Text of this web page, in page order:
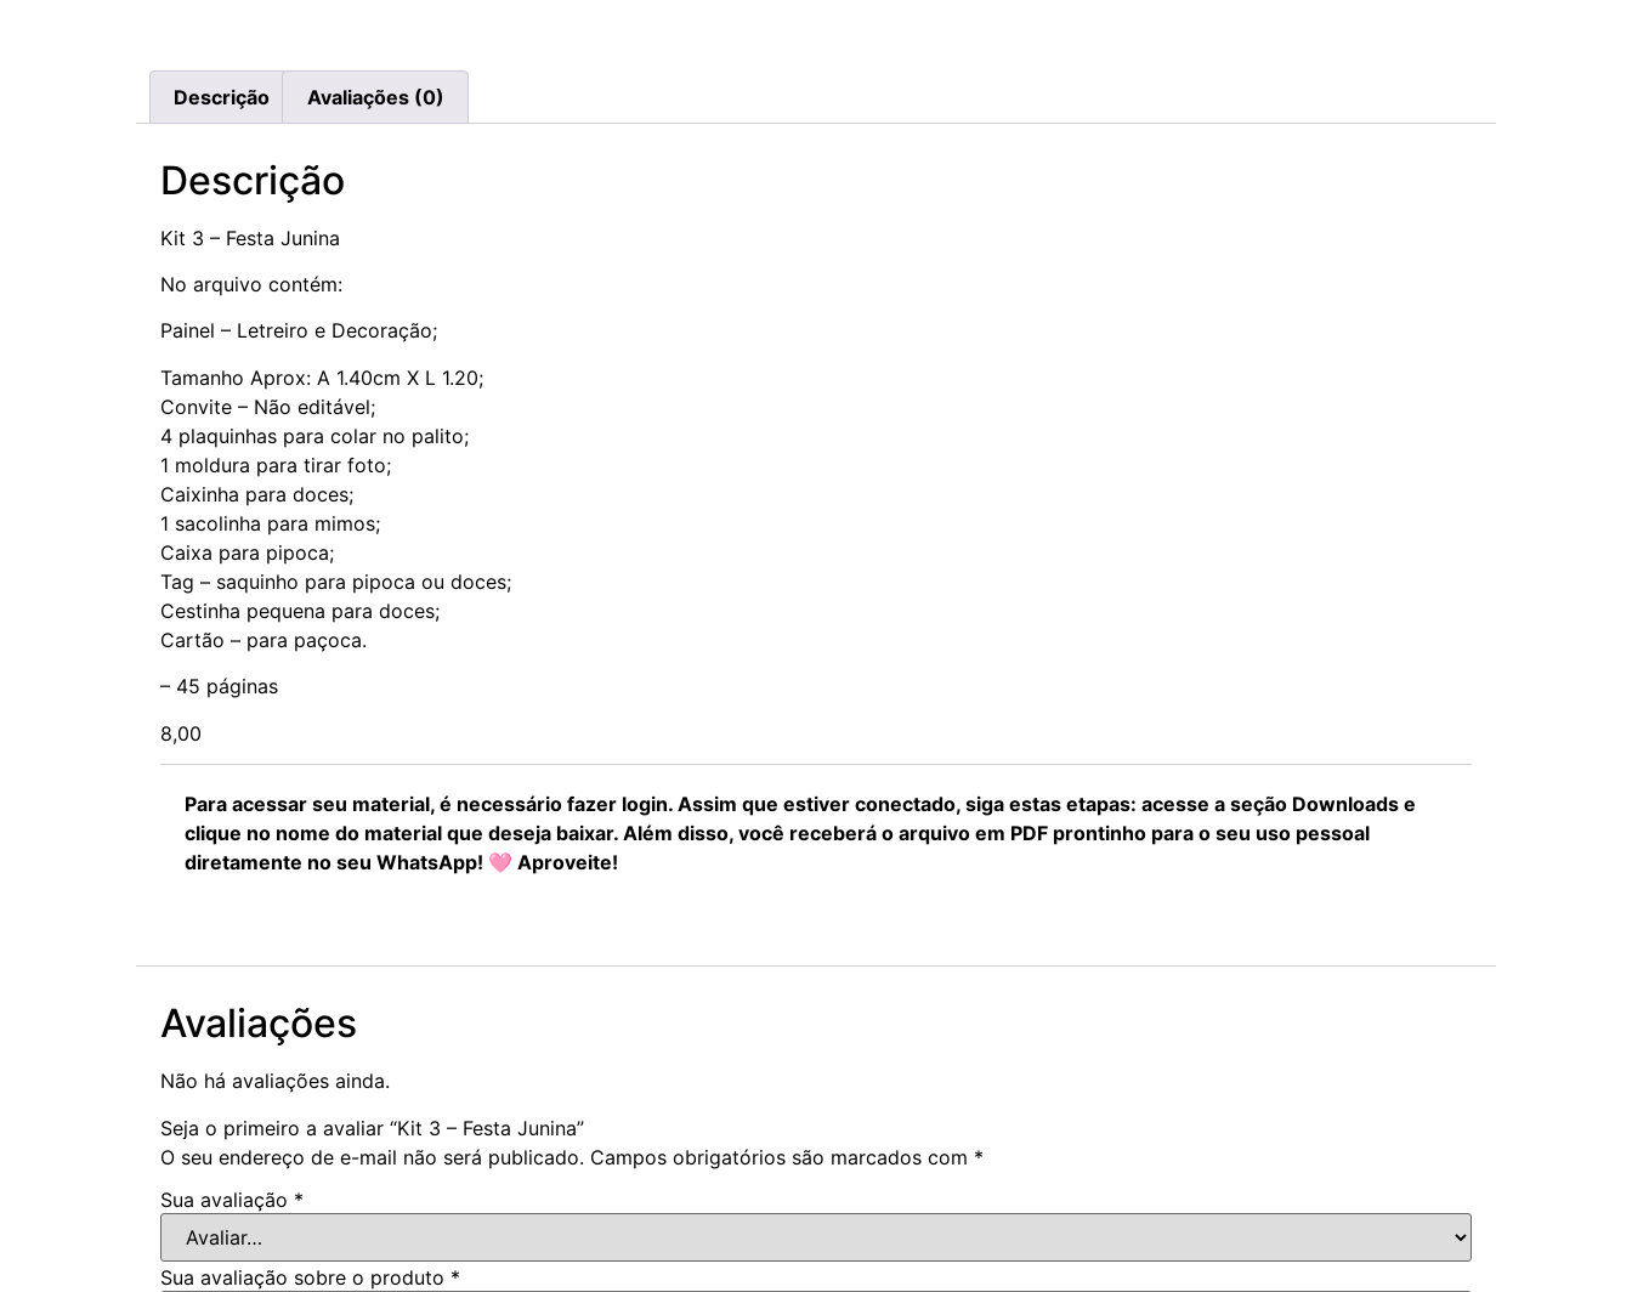
Descrição Avaliações (0)
Descrição
Kit 3 – Festa Junina
No arquivo contém:
Painel – Letreiro e Decoração;
Tamanho Aprox: A 1.40cm X L 1.20;
Convite – Não editável;
4 plaquinhas para colar no palito;
1 moldura para tirar foto;
Caixinha para doces;
1 sacolinha para mimos;
Caixa para pipoca;
Tag – saquinho para pipoca ou doces;
Cestinha pequena para doces;
Cartão – para paçoca.
– 45 páginas
8,00
Para acessar seu material, é necessário fazer login. Assim que estiver conectado, siga estas etapas: acesse a seção Downloads e
clique no nome do material que deseja baixar. Além disso, você receberá o arquivo em PDF prontinho para o seu uso pessoal
diretamente no seu WhatsApp! 🩷 Aproveite!
Avaliações
Não há avaliações ainda.
Seja o primeiro a avaliar “Kit 3 – Festa Junina”
O seu endereço de e-mail não será publicado. Campos obrigatórios são marcados com *
Sua avaliação *
Sua avaliação sobre o produto *